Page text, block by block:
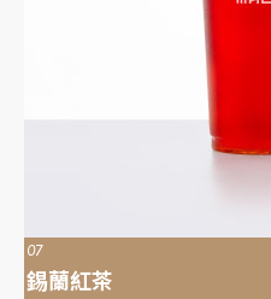
07
錫蘭紅茶